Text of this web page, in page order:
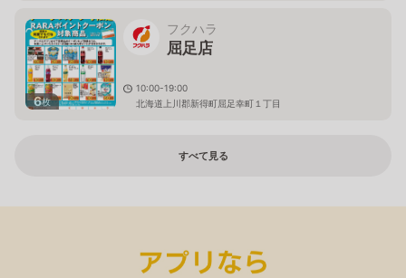
6枚
フクハラ
屈足店
10:00-19:00
北海道上川郡新得町屈足幸町１丁目
すべて見る